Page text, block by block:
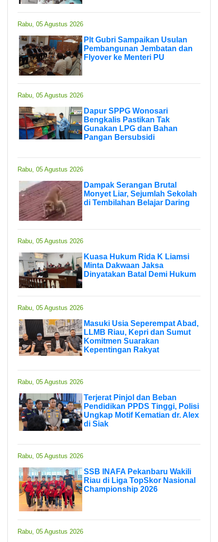
Rabu, 05 Agustus 2026
Plt Gubri Sampaikan Usulan
Pembangunan Jembatan dan
Flyover ke Menteri PU
Rabu, 05 Agustus 2026
Dapur SPPG Wonosari
Bengkalis Pastikan Tak
Gunakan LPG dan Bahan
Pangan Bersubsidi
Rabu, 05 Agustus 2026
Dampak Serangan Brutal
Monyet Liar, Sejumlah Sekolah
di Tembilahan Belajar Daring
Rabu, 05 Agustus 2026
Kuasa Hukum Rida K Liamsi
Minta Dakwaan Jaksa
Dinyatakan Batal Demi Hukum
Rabu, 05 Agustus 2026
Masuki Usia Seperempat Abad,
LLMB Riau, Kepri dan Sumut
Komitmen Suarakan
Kepentingan Rakyat
Rabu, 05 Agustus 2026
Terjerat Pinjol dan Beban
Pendidikan PPDS Tinggi, Polisi
Ungkap Motif Kematian dr. Alex
di Siak
Rabu, 05 Agustus 2026
SSB INAFA Pekanbaru Wakili
Riau di Liga TopSkor Nasional
Championship 2026
Rabu, 05 Agustus 2026